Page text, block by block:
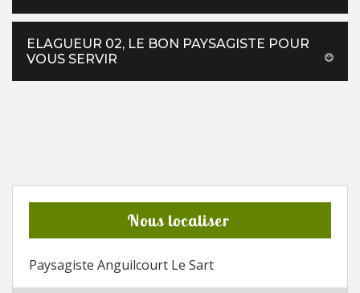
ELAGUEUR 02, LE BON PAYSAGISTE POUR
VOUS SERVIR
Nous localiser
Paysagiste Anguilcourt Le Sart